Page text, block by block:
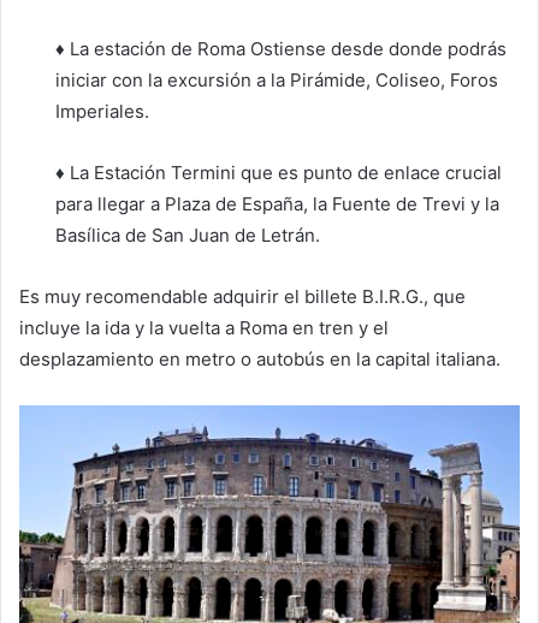
♦ La estación de Roma Ostiense desde donde podrás
iniciar con la excursión a la Pirámide, Coliseo, Foros
Imperiales.
♦ La Estación Termini que es punto de enlace crucial
para llegar a Plaza de España, la Fuente de Trevi y la
Basílica de San Juan de Letrán.
Es muy recomendable adquirir el billete B.I.R.G., que
incluye la ida y la vuelta a Roma en tren y el
desplazamiento en metro o autobús en la capital italiana.